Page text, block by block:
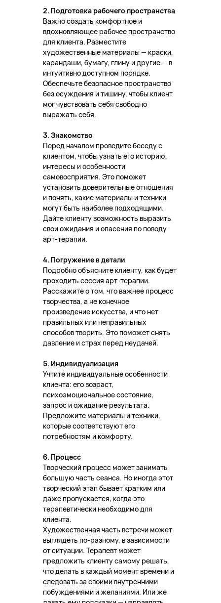
2. Подготовка рабочего пространства
Важно создать комфортное и
вдохновляющее рабочее пространство
для клиента. Разместите
художественные материалы — краски,
карандаши, бумагу, глину и другие — в
интуитивно доступном порядке.
Обеспечьте безопасное пространство
без осуждения и тишину, чтобы клиент
мог чувствовать себя свободно
выражать себя.
3. Знакомство
Перед началом проведите беседу с
клиентом, чтобы узнать его историю,
интересы и особенности
самовосприятия. Это поможет
установить доверительные отношения
и понять, какие материалы и техники
могут быть наиболее подходящими.
Дайте клиенту возможность выразить
свои ожидания и опасения по поводу
арт-терапии.
4. Погружение в детали
Подробно объясните клиенту, как будет
проходить сессия арт-терапии.
Расскажите о том, что важнее процесс
творчества, а не конечное
произведение искусства, и что нет
правильных или неправильных
способов творить. Это поможет снять
давление и страх перед неудачей.
5. Индивидуализация
Учтите индивидуальные особенности
клиента: его возраст,
психоэмоциональное состояние,
запрос и ожидание результата.
Предложите материалы и техники,
которые соответствуют его
потребностям и комфорту.
6. Процесс
Творческий процесс может занимать
большую часть сеанса. Но иногда этот
творческий этап бывает кратким или
даже пропускается, когда это
терапевтически необходимо для
клиента.
Художественная часть встречи может
выглядеть по-разному, в зависимости
от ситуации. Терапевт может
предложить клиенту самому решать,
что делать в каждый момент времени и
следовать за своими внутренними
побуждениями и желаниями. Или же